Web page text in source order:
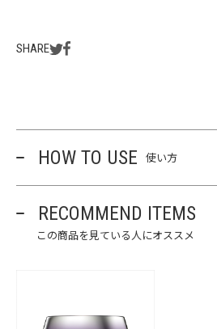
SHARE
HOW TO USE 使い方
RECOMMEND ITEMS
この商品を見ている人にオススメ